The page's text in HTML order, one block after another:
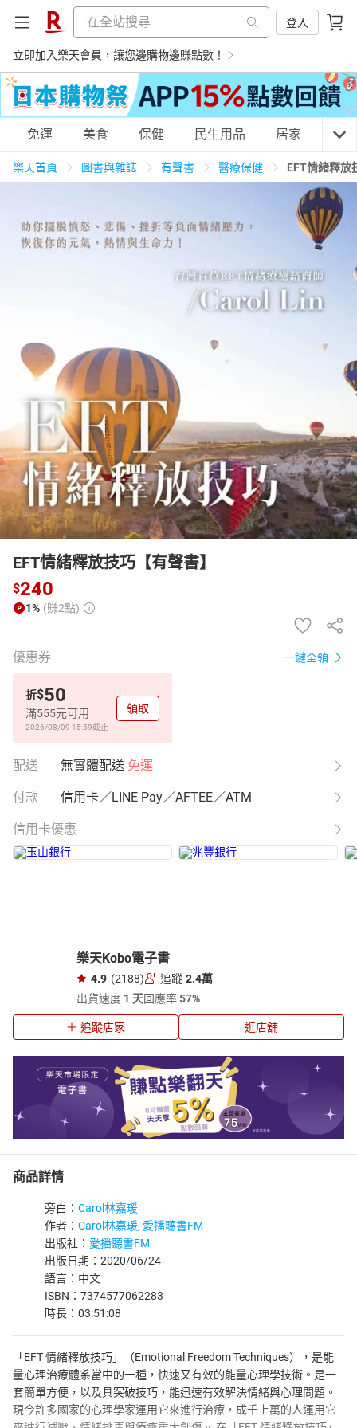
登入
立即加入樂天會員，讓您邊購物邊賺點數！
購物網分類
民生用品
運動休閒 親子玩具
女裝 男裝 化妝保養 情趣用品
日本購物 電子/紙本書
HOT
免運 美食 保健 民生用品 居家 3C
樂天首頁 圖書與雜誌 有聲書 醫療保健 EFT情緒釋放
EFT情緒釋放技巧【有聲書】
$240
1% (賺2點)
優惠券 一鍵全領
折$50
滿555元可用
2026/08/09 15:59截止
領取
配送 無實體配送 免運
付款 信用卡／LINE Pay／AFTEE／ATM
信用卡優惠
樂天Kobo電子書
4.9 (2188) 追蹤 2.4萬
出貨速度 1 天回應率57%
追蹤店家 逛店舖
商品詳情
旁白： Carol林嘉瑗
作者： Carol林嘉瑗, 愛播聽書FM
出版社： 愛播聽書FM
出版日期：2020/06/24
語言：中文
ISBN：7374577062283
時長：03:51:08
「EFT 情緒釋放技巧」（Emotional Freedom Techniques），是能
量心理治療體系當中的一種，快速又有效的能量心理學技術。是一
套簡單方便，以及具突破技巧，能迅速有效解決情緒與心理問題。
現今許多國家的心理學家運用它來進行治療，成千上萬的人運用它